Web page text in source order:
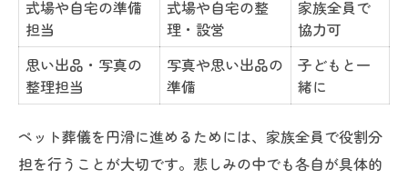
式場や自宅の準備
担当
式場や自宅の整
理・設営
家族全員で
協力可
思い出品・写真の
整理担当
写真や思い出品の
準備
子どもと一
緒に
ペット葬儀を円滑に進めるためには、家族全員で役割分
担を行うことが大切です。悲しみの中でも各自が具体的